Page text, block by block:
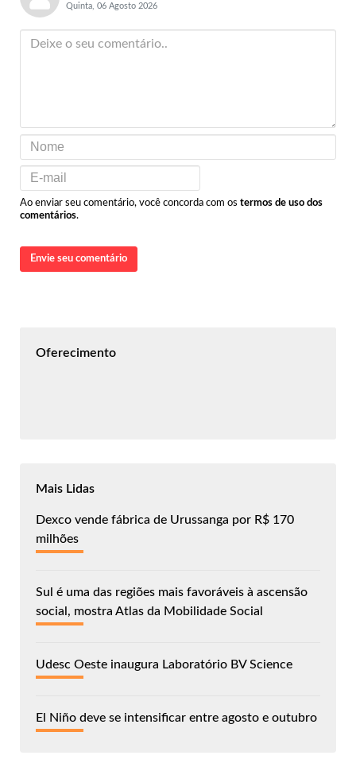
Quinta, 06 Agosto 2026
Ao enviar seu comentário, você concorda com os termos de uso dos
comentários.
Envie seu comentário
Oferecimento
Mais Lidas
Dexco vende fábrica de Urussanga por R$ 170
milhões
Sul é uma das regiões mais favoráveis à ascensão
social, mostra Atlas da Mobilidade Social
Udesc Oeste inaugura Laboratório BV Science
El Niño deve se intensificar entre agosto e outubro